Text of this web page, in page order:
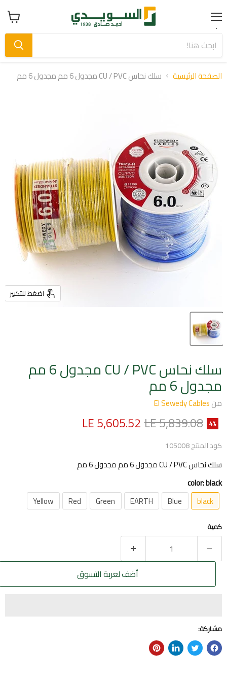
Menu عرض
سلة
الصفحة الرئيسية سلك نحاس CU / PVC مجدول 6 مم مجدول 6 مم
اضغط للتكبير
سلك نحاس CU / PVC مجدول 6 مم
مجدول 6 مم
منEl Sewedy Cables
4% السعر الأصلي
LE 5,839.08السعر الحالي
LE 5,605.52
كود المنتج105008
سلك نحاس CU / PVC مجدول 6 مم مجدول 6 مم
color:black
black
Blue
EARTH
Green
Red
Yellow
كمية
أضف لعربة التسوق
مشاركة: